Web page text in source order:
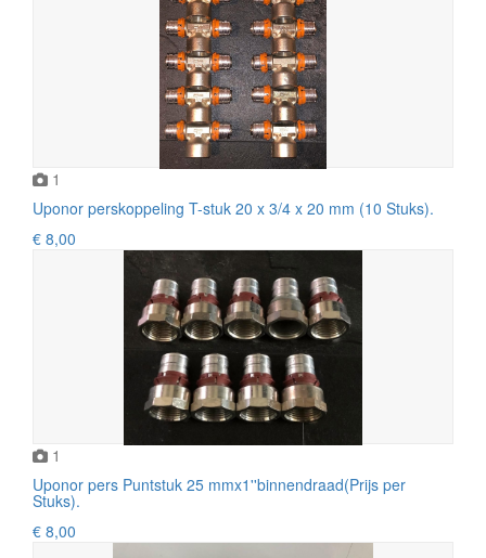
1
Uponor perskoppeling T-stuk 20 x 3/4 x 20 mm (10 Stuks).
€ 8,00
1
Uponor pers Puntstuk 25 mmx1''binnendraad(Prijs per
Stuks).
€ 8,00